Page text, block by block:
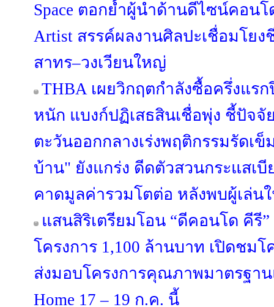
Space ตอกย้ำผู้นำด้านดีไซน์คอนโ
Artist สรรค์ผลงานศิลปะเชื่อมโยง
สาทร–วงเวียนใหญ่
THBA เผยวิกฤตกำลังซื้อครึ่งแร
หนัก แบงก์ปฏิเสธสินเชื่อพุ่ง ชี้ปัจจั
ตะวันออกกลางเร่งพฤติกรรมรัดเ
บ้าน" ยังแกร่ง ดีดตัวสวนกระแสเ
คาดมูลค่ารวมโตต่อ หลังพบผู้เล่น
แสนสิริเตรียมโอน “ดีคอนโด คีรี
โครงการ 1,100 ล้านบาท เปิดชมโ
ส่งมอบโครงการคุณภาพมาตรฐาน
Home 17 – 19 ก.ค. นี้